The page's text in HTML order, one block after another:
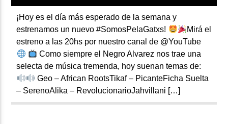
¡Hoy es el día más esperado de la semana y
estrenamos un nuevo #SomosPelaGatxs!
Mirá el
estreno a las 20hs por nuestro canal de @YouTube
Como siempre el Negro Alvarez nos trae una
selecta de música tremenda, hoy suenan temas de:
Geo – African RootsTikaf – PicanteFicha Suelta
– SerenoAlika – RevolucionarioJahvillani […]